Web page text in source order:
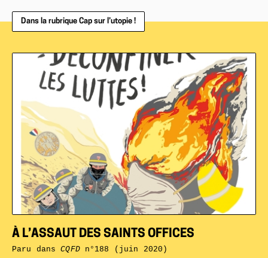
Dans la rubrique Cap sur l’utopie !
À L’ASSAUT DES SAINTS OFFICES
Paru dansCQFDn°188 (juin 2020)